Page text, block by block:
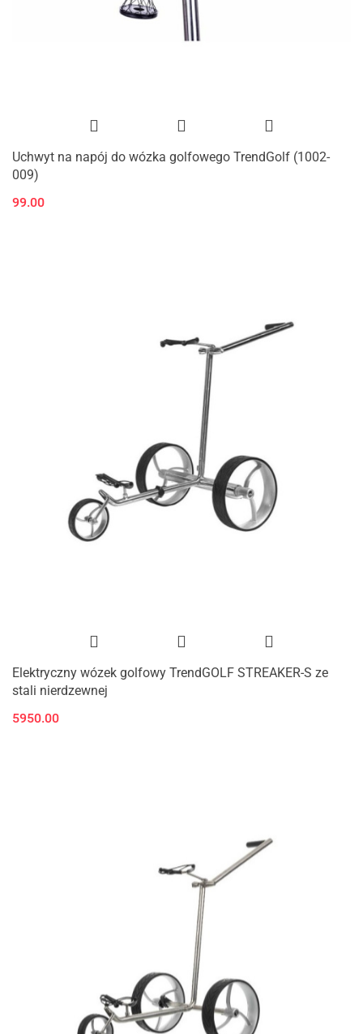
Uchwyt na napój do wózka golfowego TrendGolf (1002-
009)
99.00
Elektryczny wózek golfowy TrendGOLF STREAKER-S ze
stali nierdzewnej
5950.00